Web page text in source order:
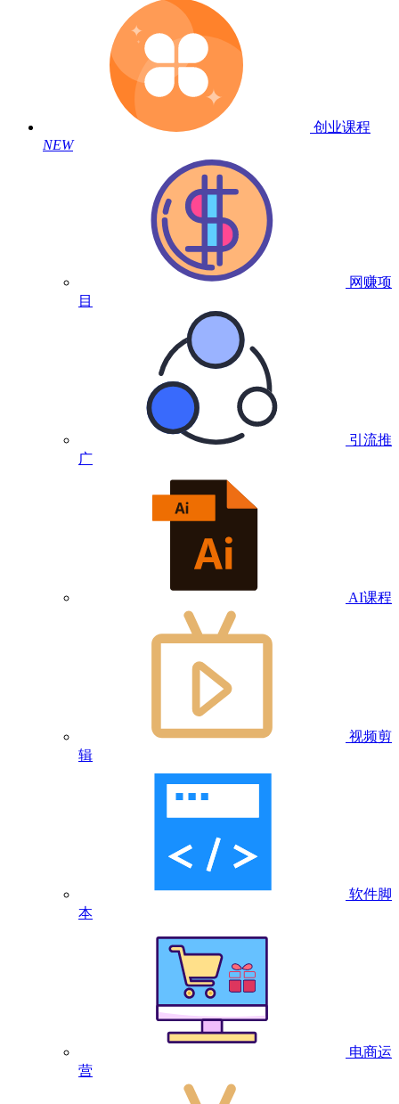
创业课程
NEW
网赚项
目
引流推
广
AI课程
视频剪
辑
软件脚
本
电商运
营